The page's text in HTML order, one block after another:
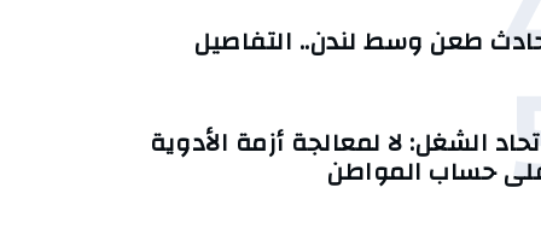
طعن وسط لندن.. التفاصيل
الشغل: لا لمعالجة أزمة الأدوية
حساب المواطن